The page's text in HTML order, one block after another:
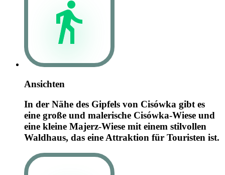
Ansichten
In der Nähe des Gipfels von Cisówka gibt es
eine große und malerische Cisówka-Wiese und
eine kleine Majerz-Wiese mit einem stilvollen
Waldhaus, das eine Attraktion für Touristen ist.